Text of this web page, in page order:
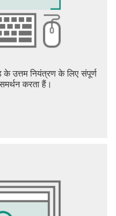
के उत्तम नियंत्रण के लिए संपूर्ण
करता हैं।